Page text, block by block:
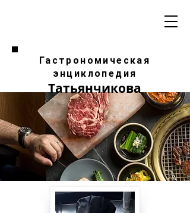
Гастрономическая
энциклопедия
Татьянчикова